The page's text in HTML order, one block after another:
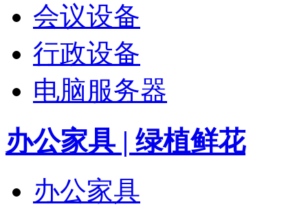
会议设备
行政设备
电脑服务器
办公家具 | 绿植鲜花
办公家具